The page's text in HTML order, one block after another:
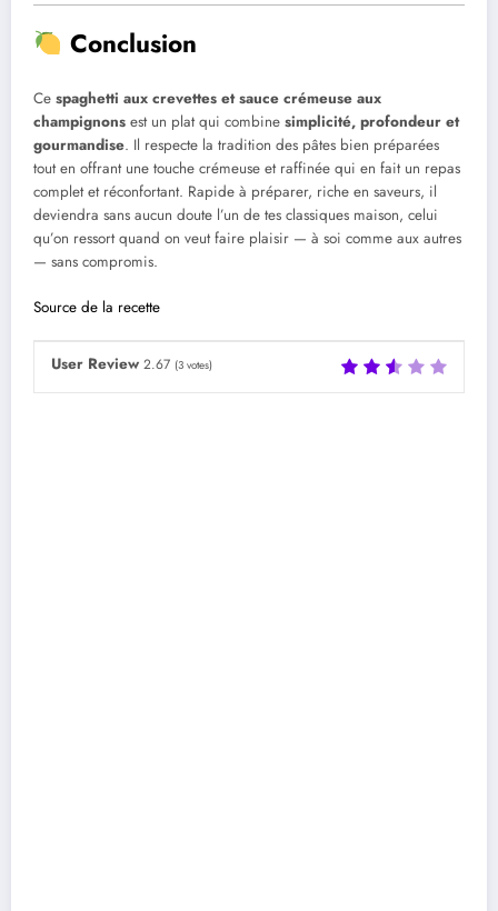
Conclusion
Ce spaghetti aux crevettes et sauce crémeuse aux
champignons est un plat qui combine simplicité, profondeur et
gourmandise. Il respecte la tradition des pâtes bien préparées
tout en offrant une touche crémeuse et raffinée qui en fait un repas
complet et réconfortant. Rapide à préparer, riche en saveurs, il
deviendra sans aucun doute l’un de tes classiques maison, celui
qu’on ressort quand on veut faire plaisir — à soi comme aux autres
— sans compromis.
Source de la recette
User Review 2.67 (3 votes)